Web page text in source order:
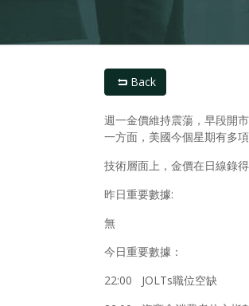
Back
週一金價維持震蕩，早段開
一方面，美國今個星期有多
技術層面上，金價在日線錄
昨日重要數據:
無
今日重要數據：
22:00 JOLTs職位空缺